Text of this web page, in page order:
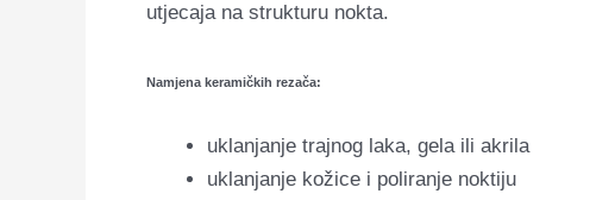
utjecaja na strukturu nokta.
Namjena keramičkih rezača:
uklanjanje trajnog laka, gela ili akrila
uklanjanje kožice i poliranje noktiju